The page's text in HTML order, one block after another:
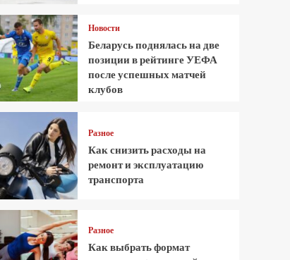
Новости
Беларусь поднялась на две
позиции в рейтинге УЕФА
после успешных матчей
клубов
Разное
Как снизить расходы на
ремонт и эксплуатацию
транспорта
Разное
Как выбрать формат